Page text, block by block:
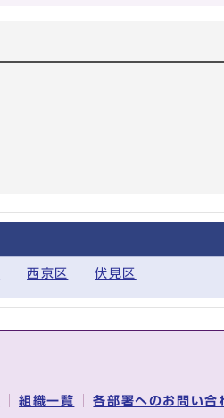
西京区 伏見区
組織一覧 各部署へのお問い合